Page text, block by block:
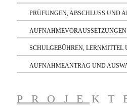
PRÜFUNGEN, ABSCHLUSS UND
„ausreichend“
SCHULGEBÜHREN, LERNMITTEL
AUFNAHMEANTRAG UND